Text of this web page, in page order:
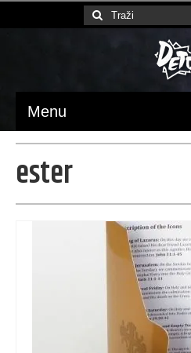
Search
for:
Menu
Ambalaža / pakovanje
luksuzne kese
Papirne kese (MB)
kese 370x245x90
kesa 230 x 220 x
kese 170 x 260 x 60
ester